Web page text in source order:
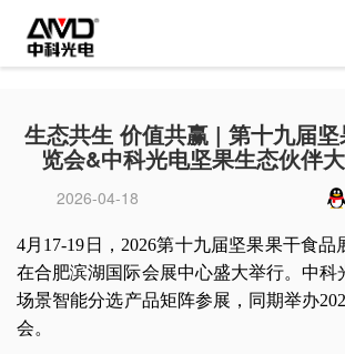
企业新闻
诚纳百川 信取天下
生态共生 价值共赢 | 第十九届
览会&中科光电坚果生态伙伴
2026-04-18
4月17-19日，2026第十九届坚果果干食品
在合肥滨湖国际会展中心盛大举行。中科
场景智能分选产品矩阵参展，同期举办
会。